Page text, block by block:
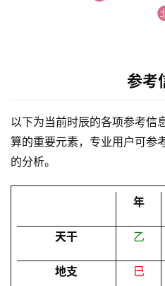
页
黄
历
卜
参考
以下为当前时辰的各项参考信
算的重要元素，专业用户可参
的分析。
年
天干 乙
地支 巳